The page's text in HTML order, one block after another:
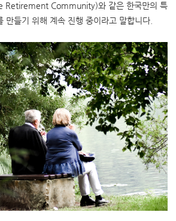
Retirement Community)와 같은 한국만의 특
만들기 위해 계속 진행 중이라고 말합니다.